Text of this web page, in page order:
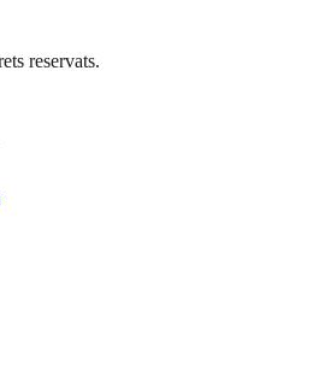
reservats.